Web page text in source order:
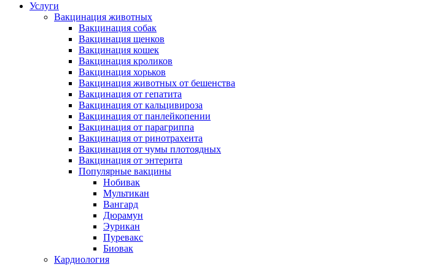
Услуги
Вакцинация животных
Вакцинация собак
Вакцинация щенков
Вакцинация кошек
Вакцинация кроликов
Вакцинация хорьков
Вакцинация животных от бешенства
Вакцинация от гепатита
Вакцинация от кальцивироза
Вакцинация от панлейкопении
Вакцинация от парагриппа
Вакцинация от ринотрахеита
Вакцинация от чумы плотоядных
Вакцинация от энтерита
Популярные вакцины
Нобивак
Мультикан
Вангард
Дюрамун
Эурикан
Пуревакс
Биовак
Кардиология